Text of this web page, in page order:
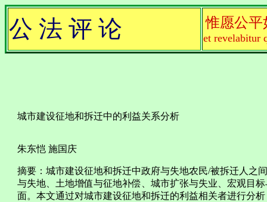
公 法 评 论 惟愿公平
et revelabitur
城市建设征地和拆迁中的利益关系分析
朱东恺 施国庆
摘要：城市建设征地和拆迁中政府与失地农民/被拆迁人之
与失地、土地增值与征地补偿、城市扩张与失业、宏观目
面。本文通过对城市建设征地和拆迁的利益相关者进行分